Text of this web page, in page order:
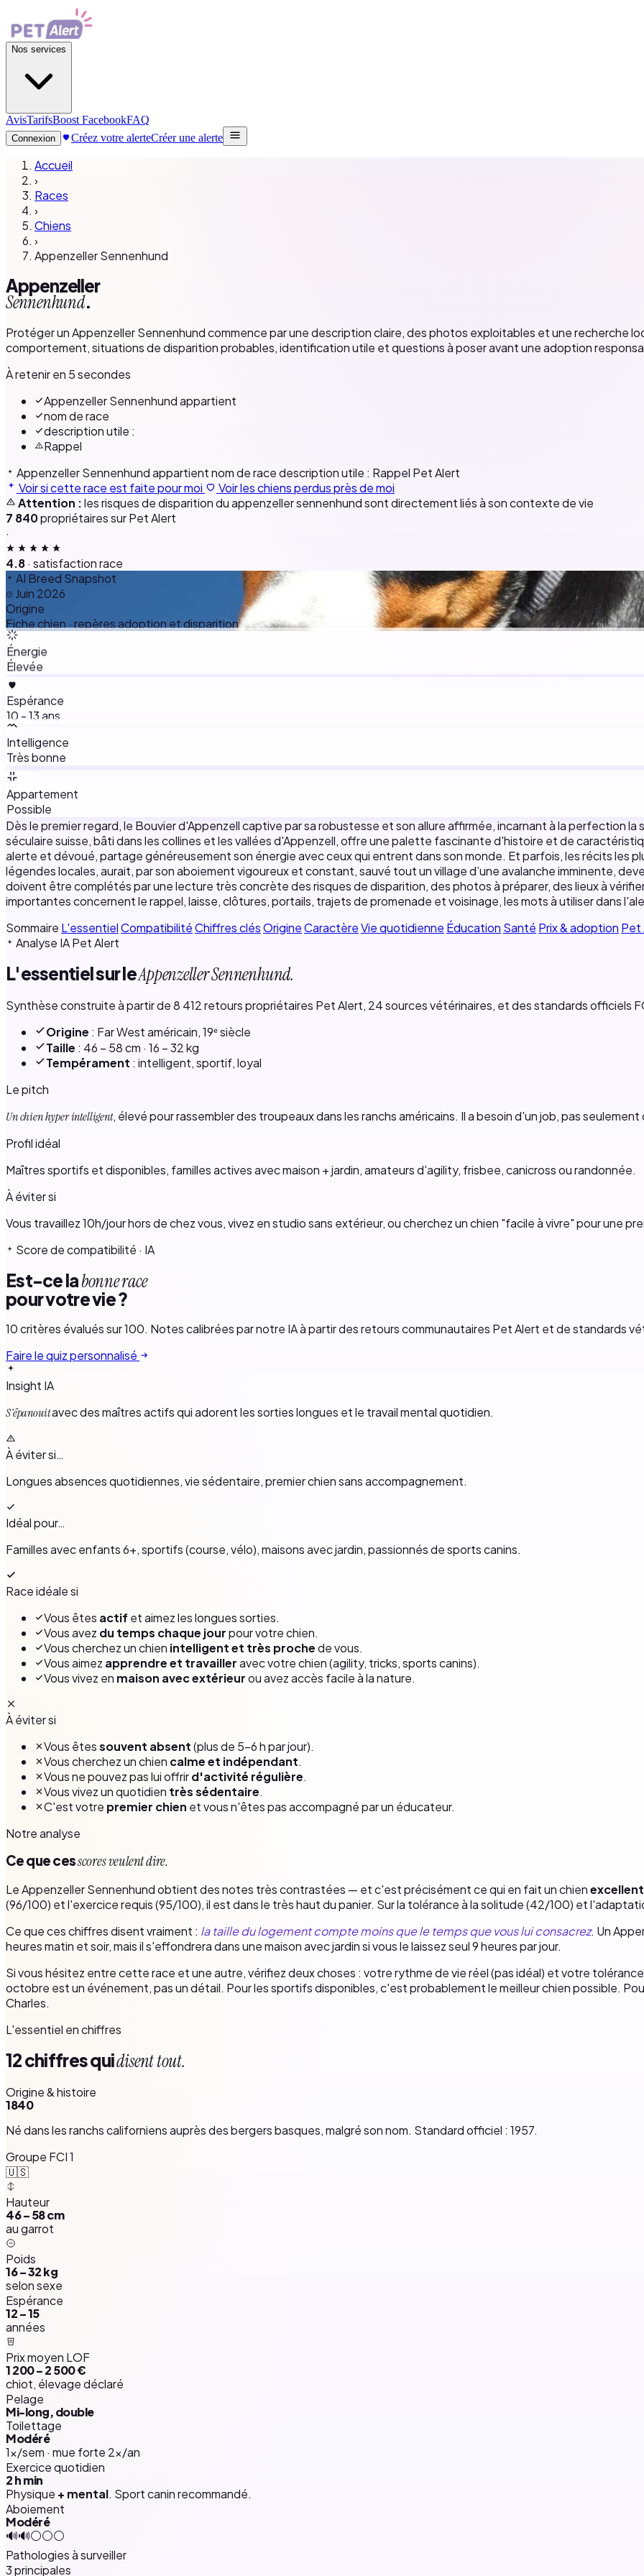
Nos services
AvisTarifsBoost FacebookFAQ
Connexion Créez votre alerteCréer une alerte
Accueil
›
Races
›
Chiens
›
Appenzeller Sennenhund
Appenzeller
Sennenhund.
Protéger un Appenzeller Sennenhund commence par une description claire, des photos exploitables et une recherche
comportement, situations de disparition probables, identification utile et questions à poser avant une adoption
À retenir en 5 secondes
Appenzeller Sennenhund appartient
nom de race
description utile :
Rappel
Appenzeller Sennenhund appartientnom de racedescription utile : Rappel Pet Alert
Voir si cette race est faite pour moi
Voir les chiens perdus près de moi
Attention :les risques de disparition du appenzeller sennenhund sont directement liés à son contexte de vie
7 840propriétaires sur Pet Alert
·
4.8· satisfaction race
AI Breed Snapshot
Juin 2026
Origine
Fiche chien · repères adoption et disparition
Énergie
Élevée
Espérance
10 - 13 ans
Intelligence
Très bonne
Appartement
Possible
Dès le premier regard, le Bouvier d'Appenzell captive par sa robustesse et son allure affirmée, incarnant à la perfection
séculaire suisse, bâti dans les collines et les vallées d'Appenzell, offre une palette fascinante d'histoire et de
alerte et dévoué, partage généreusement son énergie avec ceux qui entrent dans son monde. Et parfois, les récits les
légendes locales, aurait, par son aboiement vigoureux et constant, sauvé tout un village d’une avalanche imminente,
doivent être complétés par une lecture très concrète des risques de disparition, des photos à préparer, des lieux à
importantes concernent le rappel, laisse, clôtures, portails, trajets de promenade et voisinage, les mots à utiliser dans
Sommaire L'essentielCompatibilitéChiffres clésOrigineCaractèreVie quotidienne Éducation Santé Prix & adoption Pet
Analyse IA Pet Alert
L'essentiel sur leAppenzeller Sennenhund.
Synthèse construite à partir de 8 412 retours propriétaires Pet Alert, 24 sources vétérinaires, et des standards officiels
Origine : Far West américain, 19ᵉ siècle
Taille : 46 – 58 cm · 16 – 32 kg
Tempérament : intelligent, sportif, loyal
Le pitch
Un chien hyper intelligent, élevé pour rassembler des troupeaux dans les ranchs américains. Il a besoin d'un job, pas
Profil idéal
Maîtres sportifs et disponibles, familles actives avec maison + jardin, amateurs d'agility, frisbee, canicross ou randonnée.
À éviter si
Vous travaillez 10h/jour hors de chez vous, vivez en studio sans extérieur, ou cherchez un chien "facile à vivre" pour une
Score de compatibilité · IA
Est-ce labonne race
pour votre vie ?
10 critères évalués sur 100. Notes calibrées par notre IA à partir des retours communautaires Pet Alert et de standards
Faire le quiz personnalisé
Insight IA
S'épanouitavec des maîtres actifs qui adorent les sorties longues et le travail mental quotidien.
À éviter si…
Longues absences quotidiennes, vie sédentaire, premier chien sans accompagnement.
Idéal pour…
Familles avec enfants 6+, sportifs (course, vélo), maisons avec jardin, passionnés de sports canins.
Race idéale si
Vous êtes actif et aimez les longues sorties.
Vous avez du temps chaque jourpour votre chien.
Vous cherchez un chien intelligent et très prochede vous.
Vous aimez apprendre et travailleravec votre chien (agility, tricks, sports canins).
Vous vivez en maison avec extérieurou avez accès facile à la nature.
À éviter si
Vous êtessouvent absent(plus de 5–6 h par jour).
Vous cherchez un chien calme et indépendant.
Vous ne pouvez pas lui offrird'activité régulière.
Vous vivez un quotidien très sédentaire.
C'est votre premier chien et vous n'êtes pas accompagné par un éducateur.
Notre analyse
Ce que cesscores veulent dire.
Le Appenzeller Sennenhund obtient des notes très contrastées — et c'est précisément ce qui en fait un chien
(96/100) et l'exercice requis (95/100), il est dans le très haut du panier. Sur la tolérance à la solitude (42/100) et
Ce que ces chiffres disent vraiment : la taille du logement compte moins que le temps que vous lui consacrez. Un
heures matin et soir, mais il s'effondrera dans une maison avec jardin si vous le laissez seul 9 heures par jour.
Si vous hésitez entre cette race et une autre, vérifiez deux choses : votre rythme de vie réel (pas idéal) et votre
octobre est un événement, pas un détail. Pour les sportifs disponibles, c'est probablement le meilleur chien possible.
Charles.
L'essentiel en chiffres
12 chiffres quidisent tout.
Origine & histoire
1840
Né dans les ranchs californiens auprès des bergers basques, malgré son nom. Standard officiel : 1957.
Groupe FCI 1
🇺🇸
Hauteur
46 – 58 cm
au garrot
Poids
16 – 32 kg
selon sexe
Espérance
12 – 15
années
Prix moyen LOF
1 200 – 2 500 €
chiot, élevage déclaré
Pelage
Mi-long, double
Toilettage
Modéré
1×/sem · mue forte 2×/an
Exercice quotidien
2 hmin
Physique + mental. Sport canin recommandé.
Aboiement
Modéré
🔊🔊⚪⚪⚪
Pathologies à surveiller
3 principales